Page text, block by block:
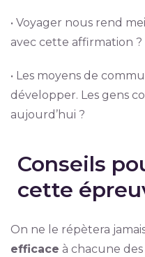
• Voyager nous rend
avec cette affirmation
• Les moyens de
développer. Les gens
aujourd’hui ?
Conseils
cette
On ne le répètera
efficace à chacune